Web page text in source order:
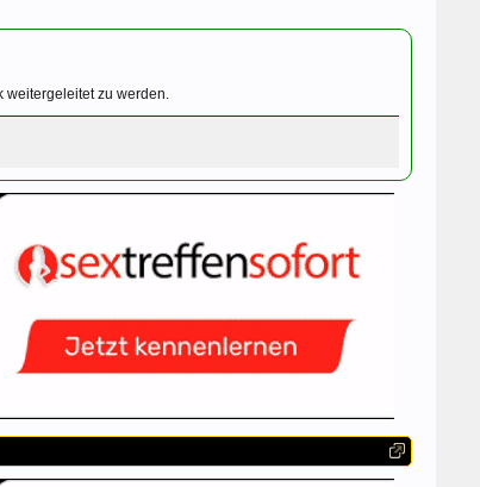
weitergeleitet zu werden.